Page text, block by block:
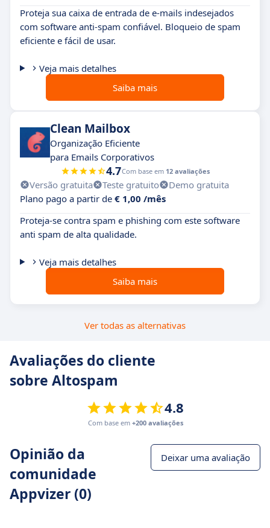
Proteja sua caixa de entrada de e-mails indesejados
com software anti-spam confiável. Bloqueio de spam
eficiente e fácil de usar.
Veja mais detalhes
Saiba mais
Clean Mailbox
Organização Eficiente
para Emails Corporativos
4.7Com base em 12 avaliações
Versão gratuita Teste gratuito
Demo gratuita
Plano pago a partir de € 1,00 /mês
Proteja-se contra spam e phishing com este software
anti spam de alta qualidade.
Veja mais detalhes
Saiba mais
Ver todas as alternativas
Avaliações do cliente
sobre Altospam
4.8
Com base em +200 avaliações
Opinião da
comunidade
Appvizer (0)
Deixar uma avaliação